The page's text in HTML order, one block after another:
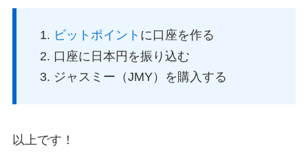
ビットポイント に口座を作る
口座に日本円を振り込む
ジャスミー（JMY）を購入する
以上です！